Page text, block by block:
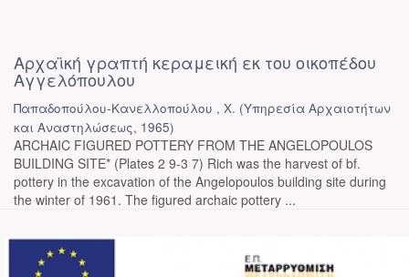
Αρχαϊκή γραπτή κεραμεική εκ του οικοπέδου
Αγγελόπουλου
Παπαδοπούλου-Κανελλοπούλου , Χ. (Υπηρεσία Αρχαιοτήτων
και Αναστηλώσεως, 1965)
ARCHAIC FIGURED POTTERY FROM THE ANGELOPOULOS
BUILDING SITE* (Plates 2 9-3 7) Rich was the harvest of bf.
pottery in the excavation of the Angelopoulos building site during
the winter of 1961. The figured archaic pottery ...